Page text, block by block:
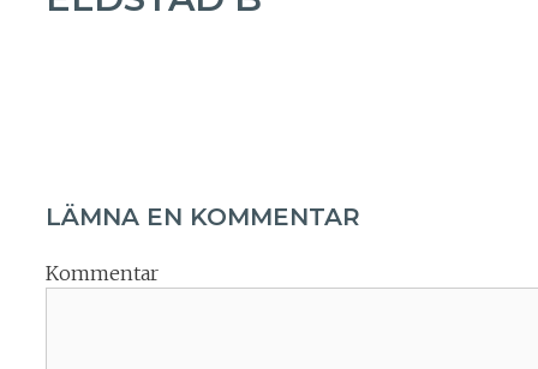
LÄMNA EN KOMMENTAR
Kommentar